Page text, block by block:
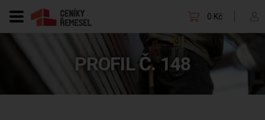
0 Kč
PROFIL Č. 148